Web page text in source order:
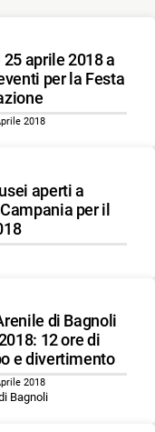
aprile 2018 a
per la Festa
2018
aperti a
per il
di Bagnoli
12 ore di
e divertimento
2018
Bagnoli